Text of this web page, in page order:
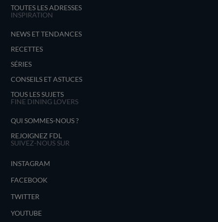
TOUTES LES ADRESSES
INSPIRATION
NEWS ET TENDANCES
RECETTES
SÉRIES
CONSEILS ET ASTUCES
TOUS LES SUJETS
FINE DINING LOVERS
QUI SOMMES-NOUS ?
REJOIGNEZ FDL
SUIVEZ-NOUS SUR
INSTAGRAM
FACEBOOK
TWITTER
YOUTUBE